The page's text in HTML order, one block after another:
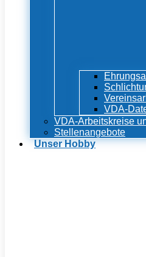
VDA-
VDA-Arbeitskreise
Stellenangebote
Unser Hobby